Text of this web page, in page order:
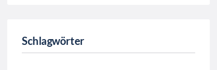
Schlagwörter